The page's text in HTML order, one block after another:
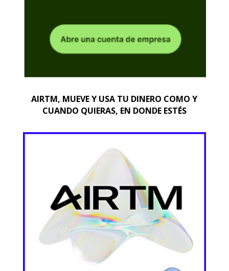
AIRTM, MUEVE Y USA TU DINERO COMO Y
CUANDO QUIERAS, EN DONDE ESTÉS